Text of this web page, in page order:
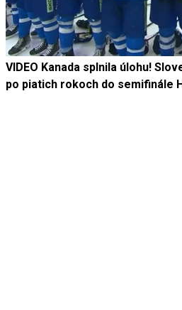
VIDEO Kanada splnila úlohu!
po piatich rokoch do semifinále